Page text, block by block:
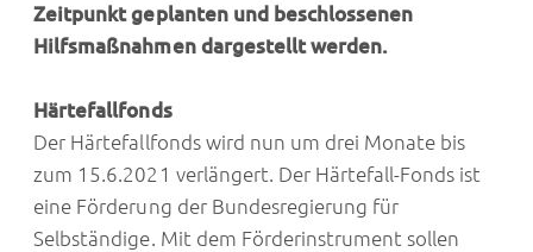
Zeitpunkt geplanten und beschlossenen
Hilfsmaßnahmen dargestellt werden.
Härtefallfonds
Der Härtefallfonds wird nun um drei Monate bis
zum 15.6.2021 verlängert. Der Härtefall-Fonds ist
eine Förderung der Bundesregierung für
Selbständige. Mit dem Förderinstrument sollen